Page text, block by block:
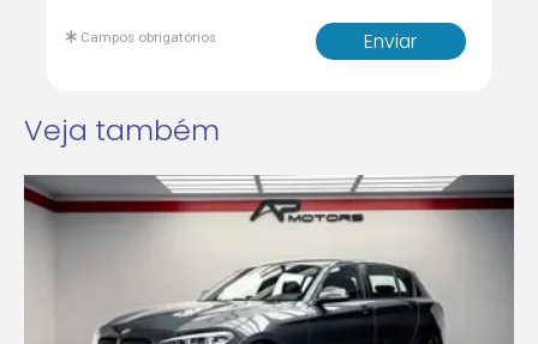
Enviar
Campos obrigatórios
Veja também